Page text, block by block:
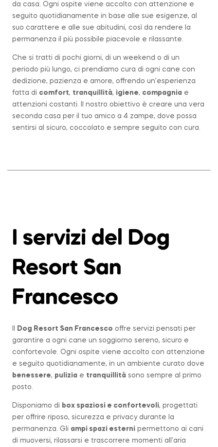
da casa. Ogni ospite viene accolto con attenzione e
seguito quotidianamente in base alle sue esigenze, al
suo carattere e alle sue abitudini, così da rendere la
permanenza il più possibile piacevole e rilassante.
Che si tratti di pochi giorni, di un weekend o di un
periodo più lungo, ci prendiamo cura di ogni cane con
dedizione, pazienza e amore, offrendo un’esperienza
fatta di comfort, tranquillità, igiene, compagnia e
attenzioni costanti. Il nostro obiettivo è creare una vera
seconda casa per il tuo amico a 4 zampe, dove possa
sentirsi al sicuro, coccolato e sempre seguito con cura.
I servizi del Dog
Resort San
Francesco
Dog Resort San Francesco offre servizi pensati per
garantire a ogni cane un soggiorno sereno, sicuro e
confortevole. Ogni ospite viene accolto con attenzione
e seguito quotidianamente, in un ambiente curato dove
benessere, pulizia e tranquillità sono sempre al primo
posto.
Disponiamo di box spaziosi e confortevoli, progettati
per offrire riposo, sicurezza e privacy durante la
permanenza. Gli ampi spazi esterni permettono ai cani
di muoversi, rilassarsi e trascorrere momenti all’aria